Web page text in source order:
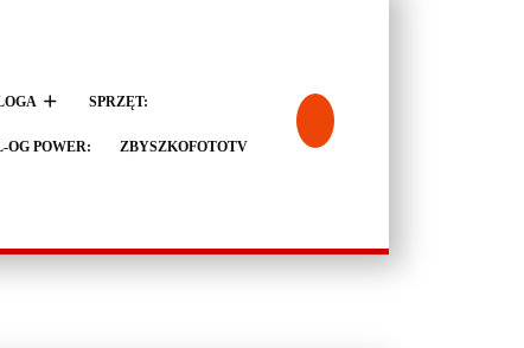
SPRZĘT:
OG POWER: ZBYSZKOFOTOTV